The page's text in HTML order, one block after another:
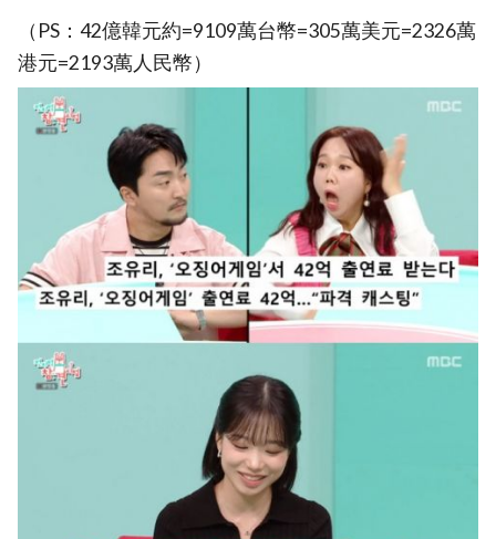
（PS：42億韓元約=9109萬台幣=305萬美元=2326萬
港元=2193萬人民幣）